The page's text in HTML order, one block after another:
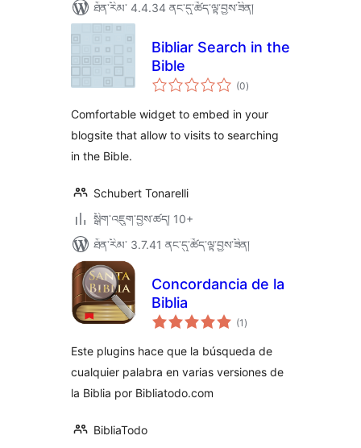
ཐོན་རིམ་ 4.4.34 ནང་དུ་ཚོད་ལྟ་བྱས་ཟིན།
Bibliar Search in the
Bible
(0གདེང་
འཇོག་
ཚང་།
)
Comfortable widget to embed in your
blogsite that allow to visits to searching
in the Bible.
Schubert Tonarelli
སྒྲིག་འཇུག་བྱས་ཚད། 10+
ཐོན་རིམ་ 3.7.41 ནང་དུ་ཚོད་ལྟ་བྱས་ཟིན།
Concordancia de la
Biblia
(1 གདེང་
འཇོག་
ཚང་།
)
Este plugins hace que la búsqueda de
cualquier palabra en varias versiones de
la Biblia por Bibliatodo.com
BibliaTodo